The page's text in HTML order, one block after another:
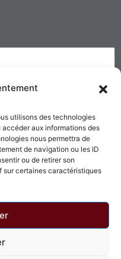
utilisons des technologies
aux informations des
nous permettra de
de navigation ou les ID
ou de retirer son
certaines caractéristiques